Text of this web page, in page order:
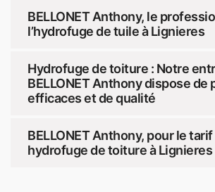
BELLONET Anthony, le
l’hydrofuge de tuile à Lignieres
Hydrofuge de toiture : Notre
BELLONET Anthony dispose de
efficaces et de qualité
BELLONET Anthony, pour le tarif
hydrofuge de toiture à Lignieres